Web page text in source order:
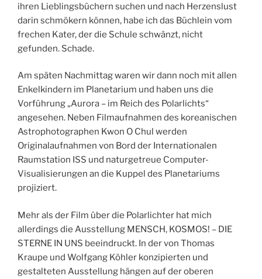
ihren Lieblingsbüchern suchen und nach Herzenslust
darin schmökern können, habe ich das Büchlein vom
frechen Kater, der die Schule schwänzt, nicht
gefunden. Schade.
Am späten Nachmittag waren wir dann noch mit allen
Enkelkindern im Planetarium und haben uns die
Vorführung „Aurora – im Reich des Polarlichts“
angesehen. Neben Filmaufnahmen des koreanischen
Astrophotographen Kwon O Chul werden
Originalaufnahmen von Bord der Internationalen
Raumstation ISS und naturgetreue Computer-
Visualisierungen an die Kuppel des Planetariums
projiziert.
Mehr als der Film über die Polarlichter hat mich
allerdings die Ausstellung MENSCH, KOSMOS! – DIE
STERNE IN UNS beeindruckt. In der von Thomas
Kraupe und Wolfgang Köhler konzipierten und
gestalteten Ausstellung hängen auf der oberen